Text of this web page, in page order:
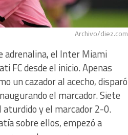
Archivo/diez.com
adrenalina, el Inter Miami
FC desde el inicio. Apenas
un cazador al acecho, disparó
el marcador. Siete
aturdido y el marcador 2-0.
sobre ellos, empezó a